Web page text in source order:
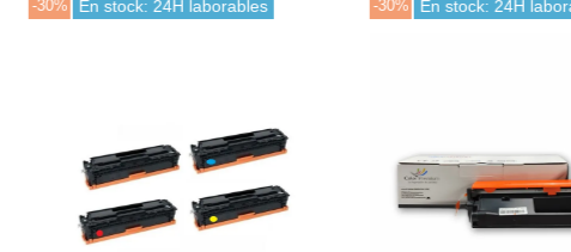
En stock: 24H laborables En stock: 24H laborables